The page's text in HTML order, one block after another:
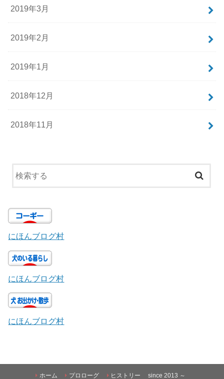
2019年3月
2019年2月
2019年1月
2018年12月
2018年11月
にほんブログ村
にほんブログ村
にほんブログ村
ホーム プロローグ ヒストリー since 2013 ～